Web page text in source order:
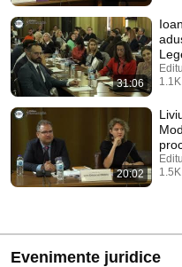
31:06
20:02
Evenimente juridice